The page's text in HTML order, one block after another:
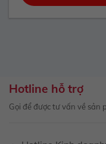
Hotline hỗ trợ
Gọi để được tư vấn về sản